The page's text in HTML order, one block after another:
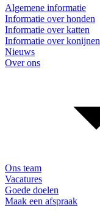
Algemene informatie
Informatie over honden
Informatie over katten
Informatie over konijnen
Nieuws
Over ons
Ons team
Vacatures
Goede doelen
Maak een afspraak